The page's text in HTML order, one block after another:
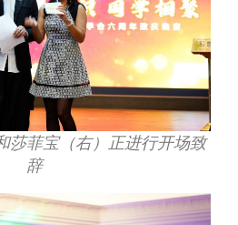
莎菲宝（右）正进行开场致
辞